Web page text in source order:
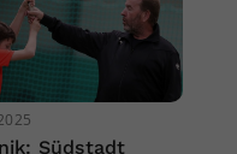
Südstadt